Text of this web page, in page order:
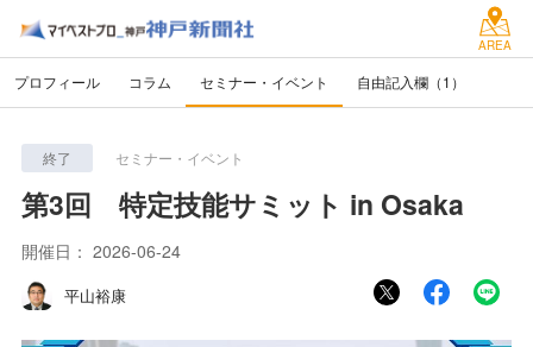
AREA
プロフィール コラム セミナー・イベント 自由記入欄（1）
終了 セミナー・イベント
第3回 特定技能サミット in Osaka
開催日： 2026-06-24
平山裕康